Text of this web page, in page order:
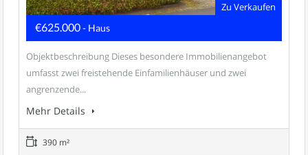
Zu Verkaufen
€625.000- Haus
Objektbeschreibung Dieses besondere Immobilienangebot
umfasst zwei freistehende Einfamilienhäuser und zwei
angrenzende...
Mehr Details
390 m²